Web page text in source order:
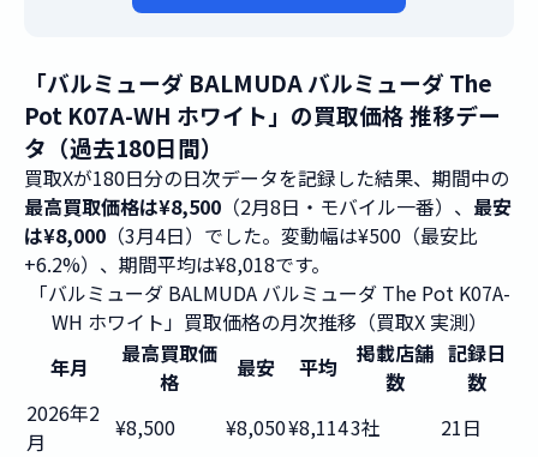
「バルミューダ BALMUDA バルミューダ The
Pot K07A-WH ホワイト」の買取価格 推移デー
タ（過去180日間）
買取Xが180日分の日次データを記録した結果、期間中の
最高買取価格は¥8,500 （2月8日・モバイル一番）、 最安
は¥8,000 （3月4日）でした。変動幅は¥500（最安比
+6.2%）、期間平均は¥8,018です。
「バルミューダ BALMUDA バルミューダ The Pot K07A-
WH ホワイト」買取価格の月次推移（買取X 実測）
年月
最高買取価
格
最安 平均
掲載店舗
数
記録日
数
2026年2
月
¥8,500 ¥8,050¥8,1143社
21日